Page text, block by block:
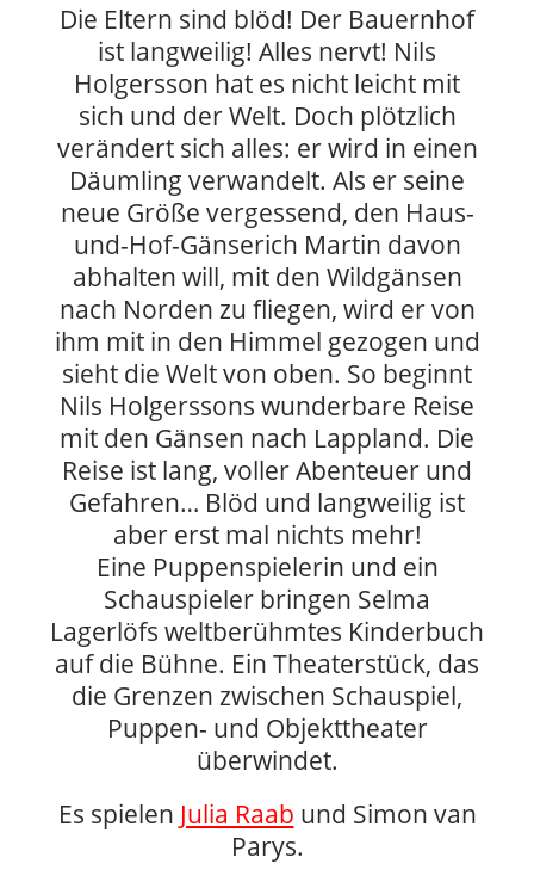
Die Eltern sind blöd! Der Bauernhof
ist langweilig! Alles nervt! Nils
Holgersson hat es nicht leicht mit
sich und der Welt. Doch plötzlich
verändert sich alles: er wird in einen
Däumling verwandelt. Als er seine
neue Größe vergessend, den Haus-
und-Hof-Gänserich Martin davon
abhalten will, mit den Wildgänsen
nach Norden zu fliegen, wird er von
ihm mit in den Himmel gezogen und
sieht die Welt von oben. So beginnt
Nils Holgerssons wunderbare Reise
mit den Gänsen nach Lappland. Die
Reise ist lang, voller Abenteuer und
Gefahren… Blöd und langweilig ist
aber erst mal nichts mehr!
Eine Puppenspielerin und ein
Schauspieler bringen Selma
Lagerlöfs weltberühmtes Kinderbuch
auf die Bühne. Ein Theaterstück, das
die Grenzen zwischen Schauspiel,
Puppen- und Objekttheater
überwindet.
Es spielen Julia Raab und Simon van
Parys.